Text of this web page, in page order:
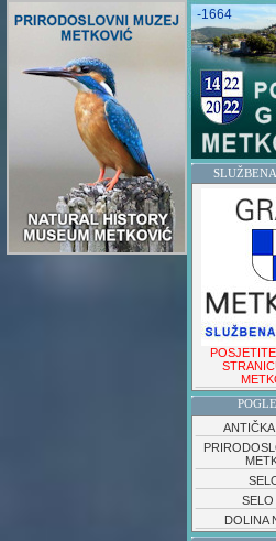
-1664
SELO
DOLINA